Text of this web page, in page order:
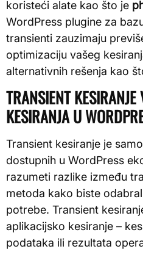
koristeći alate kao što je
WordPress plugine za
transienti zauzimaju
optimizaciju vašeg
alternativnih rešenja kao
TRANSIENT
KESIRANJA U
Transient kesiranje je
dostupnih u WordPress
razumeti razlike između
metoda kako biste
potrebe. Transient
aplikacijsko kesiranje –
podataka ili rezultata